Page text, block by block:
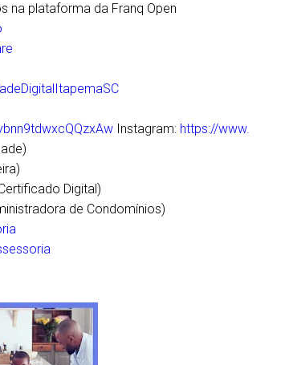
na plataforma da Franq Open
Instagram: https://www.
Digital)
de Condomínios)